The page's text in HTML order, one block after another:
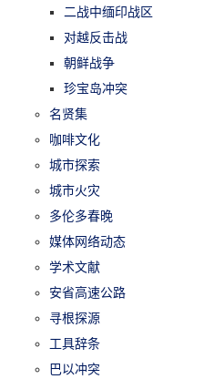
二战中缅印战区
对越反击战
朝鲜战争
珍宝岛冲突
名贤集
咖啡文化
城市探索
城市火灾
多伦多春晚
媒体网络动态
学术文献
安省高速公路
寻根探源
工具辞条
巴以冲突